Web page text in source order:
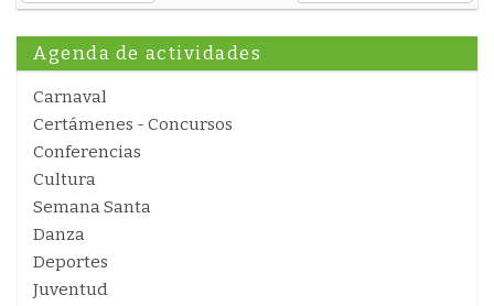
Agenda de actividades
Carnaval
Certámenes - Concursos
Conferencias
Cultura
Semana Santa
Danza
Deportes
Juventud